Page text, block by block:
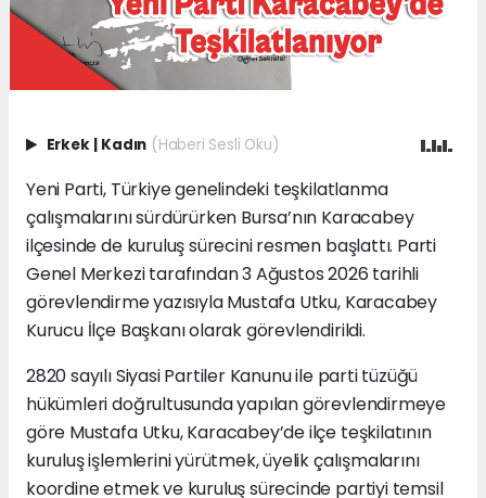
Erkek | Kadın (Haberi Sesli Oku)
Yeni Parti, Türkiye genelindeki teşkilatlanma
çalışmalarını sürdürürken Bursa’nın Karacabey
ilçesinde de kuruluş sürecini resmen başlattı. Parti
Genel Merkezi tarafından 3 Ağustos 2026 tarihli
görevlendirme yazısıyla Mustafa Utku, Karacabey
Kurucu İlçe Başkanı olarak görevlendirildi.
2820 sayılı Siyasi Partiler Kanunu ile parti tüzüğü
hükümleri doğrultusunda yapılan görevlendirmeye
göre Mustafa Utku, Karacabey’de ilçe teşkilatının
kuruluş işlemlerini yürütmek, üyelik çalışmalarını
koordine etmek ve kuruluş sürecinde partiyi temsil